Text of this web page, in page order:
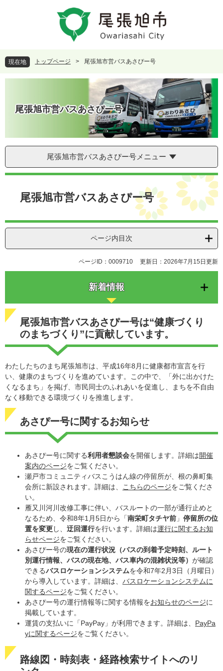
頭
で
す
飛
ば
し
現在地 トップページ > 尾張旭市営バスあさぴー号
尾張旭市営バスあさぴー号
尾張旭市営バスあさぴー号メニュー
本
尾張旭市営バスあさぴー号
ページ内目次
ページID：0009710 更新日：2026年7月15日更新
新着情報
尾張旭市営バスあさぴー号は“健康づくり
のまちづくり”に貢献しています。
わたしたちのまち尾張旭市は、平成16年8月に健康都市宣言を行
い、健康のまちづくりを進めています。この中で、「外に出かけた
くなるまち」を掲げ、市民同士のふれあいを促進し、まちを不自由
なく移動できる環境づくりを推進します。
あさぴー号に関するお知らせ
あさぴー号に関する利用者懇談会を開催します。詳細は開催
案内のページをご覧ください。
瀬戸市コミュニティバスこうはん線の停留所が、根の鼻町集
会所に新設されます。詳細は、
こちらのページをご覧くださ
い。
雁又川河川改修工事に伴い、バスルートの一部が通行止めと
なるため、令和8年1月5日から「南栄町タチヤ前 」 停留所の位
置を変更し、 迂回運行を行います。詳細は運行に関するお知
らせページをご覧ください。
​あさぴー号の現在の運行状況（バスの到着予定時刻、ルート
別運行情報、バスの現在地、バス車内の混雑状況等） が確認
できるバスロケーションシステムを令和7年2月3日（月曜日）
から導入しています。詳細は、 バスロケーションシステムに
関するページをご覧ください。
あさぴー号の運行情報等に関する情報をお知らせのページに
掲載しています。
運賃の支払いに「PayPay」が利用できます。詳細は、 PayPa
yに関するページをご覧ください。
路線図・時刻表・経路検索サイトへのリ